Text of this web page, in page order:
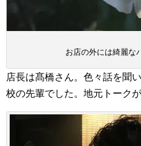
お店の外には綺麗な
店長は髙橋さん。色々話を聞
校の先輩でした。地元トーク